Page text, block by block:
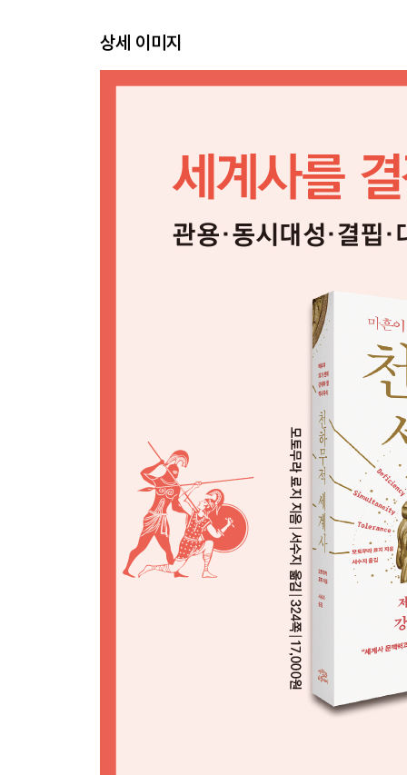
02 ‘동시대성(Simultaneity)’이 역사를 비약적으로
- 한제국과 로마제국, 공자와 소크라테스, 석가모
왜 ‘역사의 동시대성’에 주목해야 할까
알파벳, 유일신 신앙, 화폐는 모두 ‘동시대성’의 산
마르코 폴로를 능가하는 ‘동서 발견’의 업적을 달
03 풍요가 아닌 ‘결핍(Deficiency, 건조화)’이 문명
- 문명 태동부터 도시국가를 거쳐 민주정 탄생에
문명은 도시, 문화는 농촌과 밀접한 관련이 있다?
문명 발상의 두 가지 필수조건, ‘문자’와 ‘건조화’
대규모 ‘건조화’는 어떻게 문명 태동으로 이어졌나
아메리카 대륙에서 거대 문명이 태동하지 못한 이
‘독창성’이 부족한 로마인이 지중해 패권을 거머쥘
자신과 남을 속이지 않는 태도가 창의력을 낳는다
제갈공명과 카이사르가 같은 시간 같은 장소에서
메소포타미아 문명의 도시국가와 고대 그리스 도
살라미스 해전이 아테네 민주정을 낳았다고?
04 ‘대이동(Huge Migration)’ 하며 세계지도를 다
- 게르만족, 몽골제국의 드라마틱한 역사, 대교역
국가의 흥망성쇠를 결정지은 민족대이동
상세 이미지